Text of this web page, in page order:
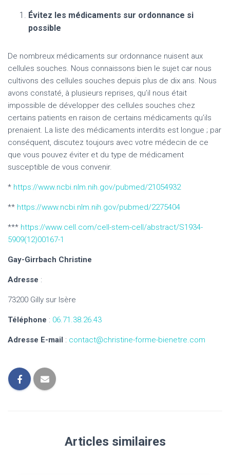
Évitez les médicaments sur ordonnance si
possible
De nombreux médicaments sur ordonnance nuisent aux
cellules souches. Nous connaissons bien le sujet car nous
cultivons des cellules souches depuis plus de dix ans. Nous
avons constaté, à plusieurs reprises, qu’il nous était
impossible de développer des cellules souches chez
certains patients en raison de certains médicaments qu’ils
prenaient. La liste des médicaments interdits est longue ; par
conséquent, discutez toujours avec votre médecin de ce
que vous pouvez éviter et du type de médicament
susceptible de vous convenir.
* https://www.ncbi.nlm.nih.gov/pubmed/21054932
** https://www.ncbi.nlm.nih.gov/pubmed/2275404
*** https://www.cell.com/cell-stem-cell/abstract/S1934-
5909(12)00167-1
Gay-Girrbach Christine
Adresse :
73200 Gilly sur Isère
Téléphone : 06.71.38.26.43
Adresse E-mail : contact@christine-forme-bienetre.com
Articles similaires